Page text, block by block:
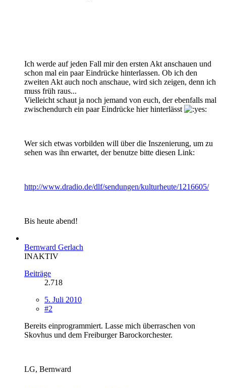
Ich werde auf jeden Fall mir den ersten Akt anschauen und
schon mal ein paar Eindrücke hinterlassen. Ob ich den
zweiten Akt auch noch anschaue, wird sich zeigen, denn ich
muss früh raus...
Vielleicht schaut ja noch jemand von euch, der ebenfalls mal
zwischendurch ein paar Eindrücke hier hinterlässt
Wer sich etwas vorbilden will über die Inszenierung, um zu
sehen was ihn erwartet, der benutze bitte diesen Link:
http://www.dradio.de/dlf/sendungen/kulturheute/1216605/
Bis heute abend!
Bernward Gerlach
INAKTIV
Beiträge
2.718
5. Juli 2010
#2
Bereits einprogrammiert. Lasse mich überraschen von
Skovhus und dem Freiburger Barockorchester.
LG, Bernward